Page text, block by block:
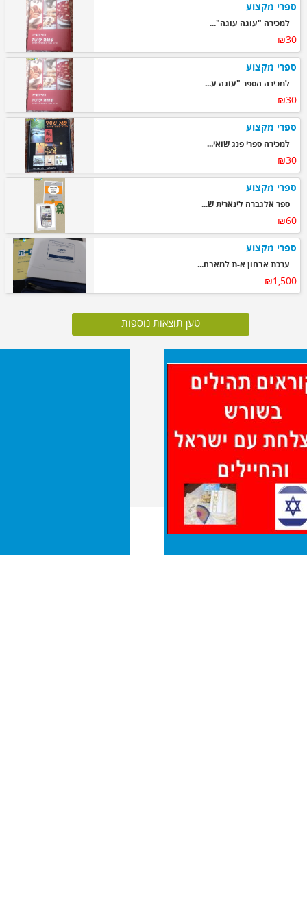
ספרי מקצוע
למכירה "עוגה עוגה"...
₪30
ספרי מקצוע
למכירה הספר "עוגה ע...
₪30
ספרי מקצוע
למכירה ספרי פנג שואי...
₪30
ספרי מקצוע
ספר אלגברה לינארית ש...
₪60
ספרי מקצוע
ערכת אבחון א-ת למאבח...
₪1,500
טען תוצאות נוספות